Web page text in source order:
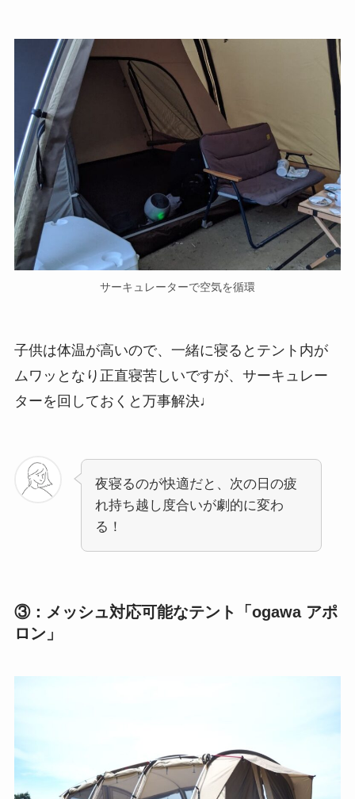
サーキュレーターで空気を循環
子供は体温が高いので、一緒に寝るとテント内が
ムワッとなり正直寝苦しいですが、サーキュレー
ターを回しておくと万事解決♩
夜寝るのが快適だと、次の日の疲
れ持ち越し度合いが劇的に変わ
る！
③：メッシュ対応可能なテント「ogawa アポ
ロン」